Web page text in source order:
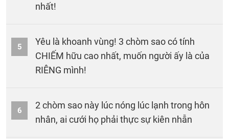
nhất!
5
Yêu là khoanh vùng! 3 chòm sao có tính
CHIẾM hữu cao nhất, muốn người ấy là của
RIÊNG mình!
6
2 chòm sao này lúc nóng lúc lạnh trong hôn
nhân, ai cưới họ phải thực sự kiên nhẫn